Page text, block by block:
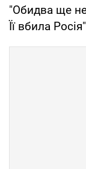
"Обидва ще
Її вбила